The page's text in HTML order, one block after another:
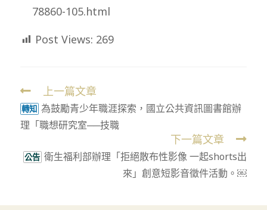
78860-105.html
Post Views: 269
Read
more
articles
上一篇文章
轉知 為鼓勵青少年職涯探索，國立公共資訊圖書館辦
理「職想研究室──技職
下一篇文章
公告 衛生福利部辦理「拒絕散布性影像 一起shorts出
來」創意短影音徵件活動。￼